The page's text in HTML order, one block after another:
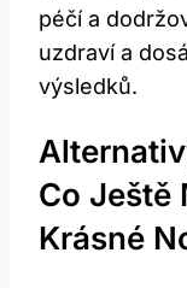
péčí a
uzdraví ⁣a
výsledků.
Co Ještě
Krásné